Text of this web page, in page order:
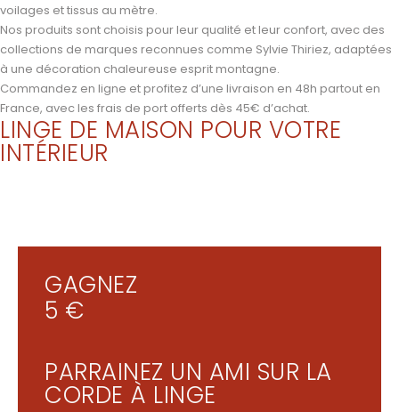
voilages et tissus au mètre.
Nos produits sont choisis pour leur qualité et leur confort, avec des
collections de marques reconnues comme Sylvie Thiriez, adaptées
à une décoration chaleureuse esprit montagne.
Commandez en ligne et profitez d’une livraison en 48h partout en
France, avec les frais de port offerts dès 45€ d’achat.
LINGE DE MAISON POUR VOTRE
INTÉRIEUR
GAGNEZ
5 €
PARRAINEZ UN AMI SUR LA
CORDE À LINGE